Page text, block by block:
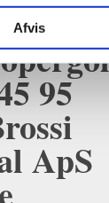
Afvis
50
95
ApS